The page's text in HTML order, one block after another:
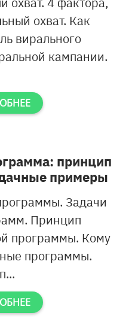
охват. Как
вирального
кампании.
принцип
примеры
Задачи
Принцип
программы. Кому
программы.